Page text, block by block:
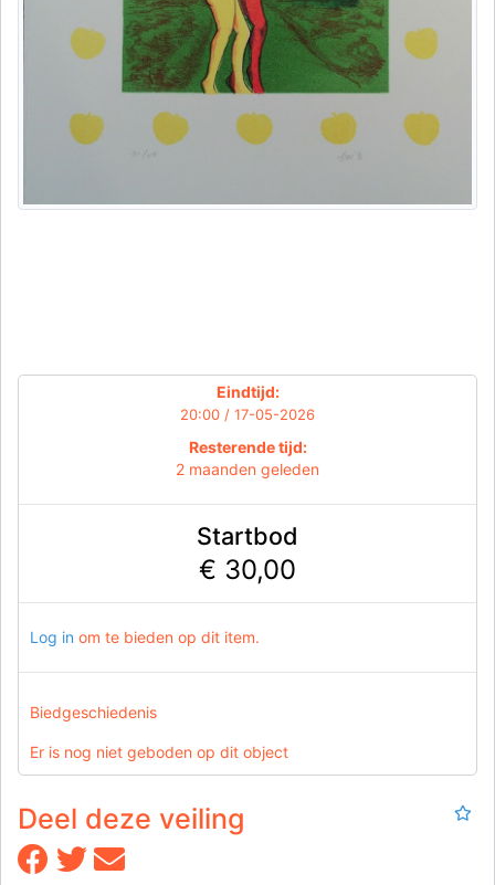
Eindtijd:
20:00 / 17-05-2026
Resterende tijd:
2 maanden geleden
Startbod
€ 30,00
Log in om te bieden op dit item.
Biedgeschiedenis
Er is nog niet geboden op dit object
Deel deze veiling